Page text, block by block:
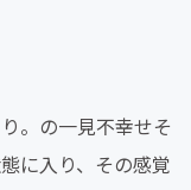
。の一見不幸せそ
に入り、その感覚